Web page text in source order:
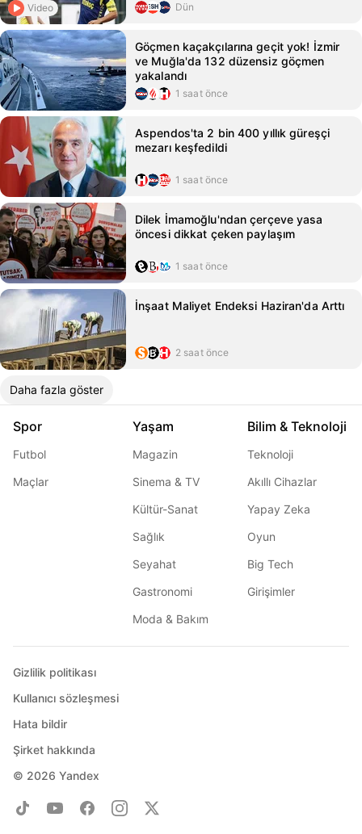
Video Dün
Göçmen kaçakçılarına geçit yok! İzmir
ve Muğla'da 132 düzensiz göçmen
yakalandı
1 saat önce
Aspendos'ta 2 bin 400 yıllık güreşçi
mezarı keşfedildi
1 saat önce
Dilek İmamoğlu'ndan çerçeve yasa
öncesi dikkat çeken paylaşım
1 saat önce
İnşaat Maliyet Endeksi Haziran'da Arttı
2 saat önce
Daha fazla göster
Spor
Futbol
Maçlar
Yaşam
Magazin
Sinema & TV
Kültür-Sanat
Sağlık
Seyahat
Gastronomi
Moda & Bakım
Bilim & Teknoloji
Teknoloji
Akıllı Cihazlar
Yapay Zeka
Oyun
Big Tech
Girişimler
© 2026 Yandex
Gizlilik politikası
Kullanıcı sözleşmesi
Hata bildir
Şirket hakkında